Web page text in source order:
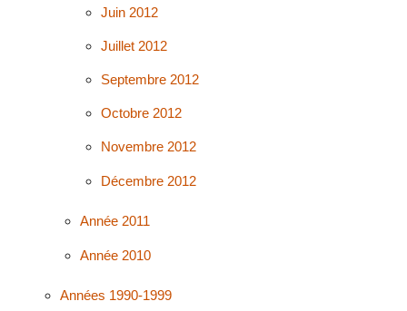
Juin 2012
Juillet 2012
Septembre 2012
Octobre 2012
Novembre 2012
Décembre 2012
Année 2011
Année 2010
Années 1990-1999